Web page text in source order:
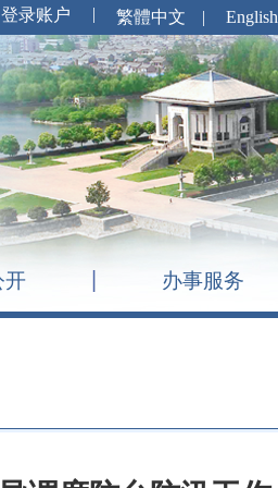
繁體中文 | English
开 办事服务